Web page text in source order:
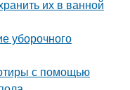
их в ванной
уборочного
с помощью